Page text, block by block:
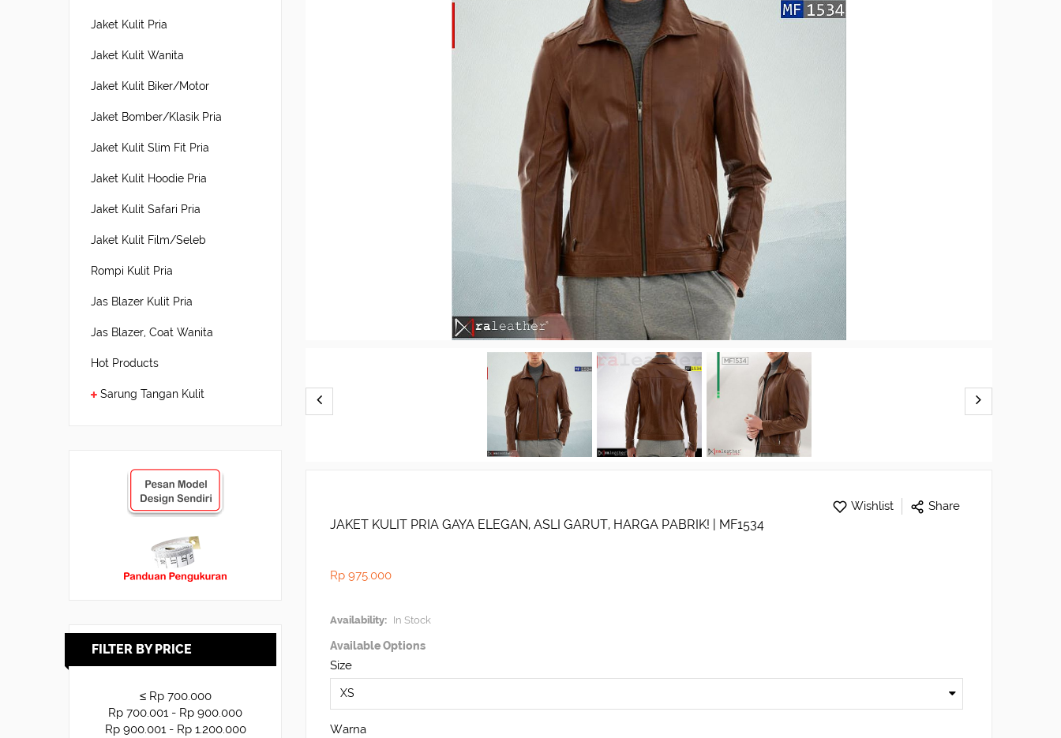
Jaket Kulit Pria
Jaket Kulit Wanita
Jaket Kulit Biker/Motor
Jaket Bomber/Klasik Pria
Jaket Kulit Slim Fit Pria
Jaket Kulit Hoodie Pria
Jaket Kulit Safari Pria
Jaket Kulit Film/Seleb
Rompi Kulit Pria
Jas Blazer Kulit Pria
Jas Blazer, Coat Wanita
Hot Products
Sarung Tangan Kulit
FILTER BY PRICE
≤ Rp 700.000
Rp 700.001 - Rp 900.000
Rp 900.001 - Rp 1.200.000
Wishlist Share
JAKET KULIT PRIA GAYA ELEGAN, ASLI GARUT, HARGA PABRIK! | MF1534
Rp 975.000
Availability: In Stock
Available Options
Size
Warna